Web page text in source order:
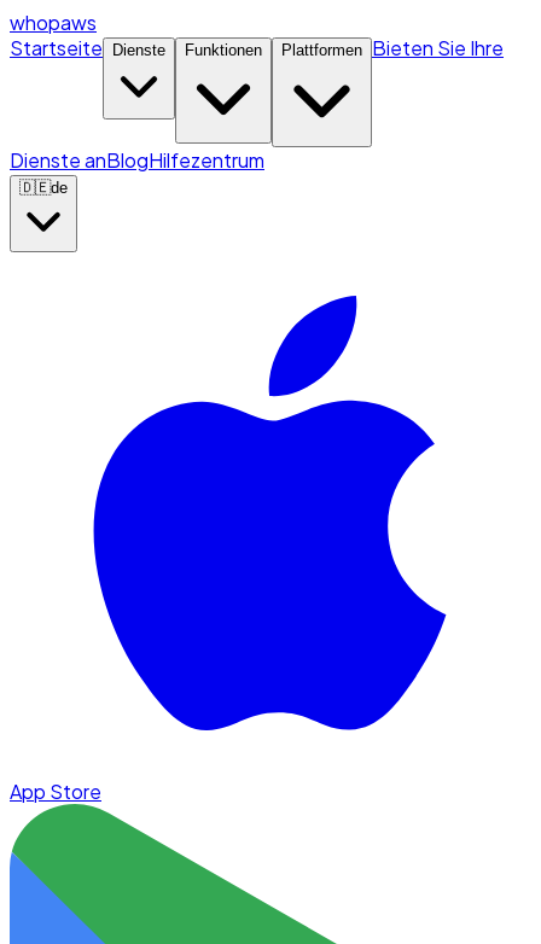
whopaws
Startseite
Dienste Funktionen Plattformen Bieten Sie Ihre
Dienste anBlogHilfezentrum
🇩🇪de
App Store